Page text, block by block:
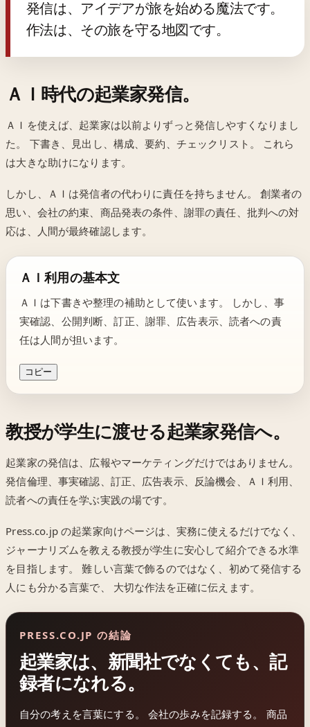
発信は、アイデアが旅を始める魔法です。
作法は、その旅を守る地図です。
ＡＩ時代の起業家発信。
ＡＩを使えば、起業家は以前よりずっと発信しやすくなりまし
た。 下書き、見出し、構成、要約、チェックリスト。 これら
は大きな助けになります。
しかし、ＡＩは発信者の代わりに責任を持ちません。 創業者の
思い、会社の約束、商品発表の条件、謝罪の責任、批判への対
応は、人間が最終確認します。
ＡＩ利用の基本文
ＡＩは下書きや整理の補助として使います。 しかし、事
実確認、公開判断、訂正、謝罪、広告表示、読者への責
任は人間が担います。
コピー
教授が学生に渡せる起業家発信へ。
起業家の発信は、広報やマーケティングだけではありません。
発信倫理、事実確認、訂正、広告表示、反論機会、ＡＩ利用、
読者への責任を学ぶ実践の場です。
Press.co.jp の起業家向けページは、実務に使えるだけでなく、
ジャーナリズムを教える教授が学生に安心して紹介できる水準
を目指します。 難しい言葉で飾るのではなく、初めて発信する
人にも分かる言葉で、 大切な作法を正確に伝えます。
PRESS.CO.JP の結論
起業家は、新聞社でなくても、記
録者になれる。
自分の考えを言葉にする。 会社の歩みを記録する。 商品